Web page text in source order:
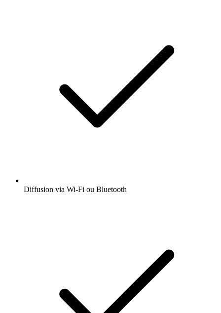
Diffusion via Wi-Fi ou Bluetooth